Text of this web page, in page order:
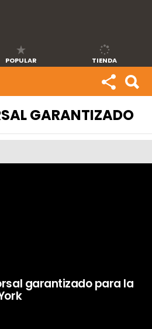
POPULAR TIENDA
GARANTIZADO
garantizado para la